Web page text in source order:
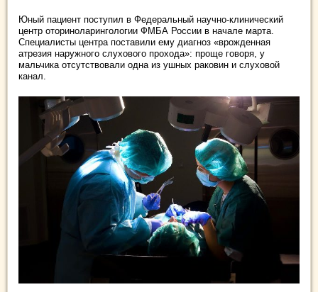
Юный пациент поступил в Федеральный научно-клинический
центр оториноларингологии ФМБА России в начале марта.
Специалисты центра поставили ему диагноз «врожденная
атрезия наружного слухового прохода»: проще говоря, у
мальчика отсутствовали одна из ушных раковин и слуховой
канал.